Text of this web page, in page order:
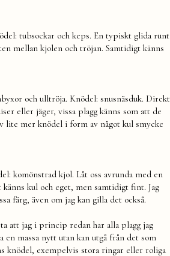
tubsockar och keps. En typiskt glida runt
mellan kjolen och tröjan. Samtidigt känns
och ulltröja. Knödel: snusnäsduk. Direkt
eller jäger, vissa plagg känns som att de
lite mer knödel i form av något kul smycke
komönstrad kjol. Låt oss avrunda med en
kul och eget, men samtidigt fint. Jag
färg, även om jag kan gilla det också.
att jag i princip redan har alla plagg jag
massa nytt utan kan utgå från det som
knödel, exempelvis stora ringar eller roliga